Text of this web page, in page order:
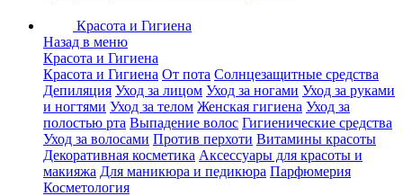
Красота и Гигиена
Назад в меню
Красота и Гигиена
Красота и Гигиена От пота Солнцезащитные средства
Депиляция Уход за лицом Уход за ногами Уход за руками
и ногтями Уход за телом Женская гигиена Уход за
полостью рта Выпадение волос Гигиенические средства
Уход за волосами Против перхоти Витамины красоты
Декоративная косметика Аксессуары для красоты и
макияжа Для маникюра и педикюра Парфюмерия
Косметология